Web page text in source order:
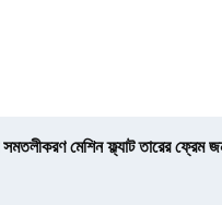
মেশিন ফ্ল্যাট তারের ফ্রেম